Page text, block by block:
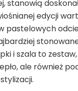
stanowią
edycji
pastelowych
i szala to
ale również